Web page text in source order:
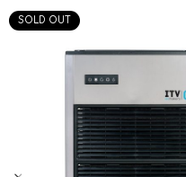
SOLD OUT